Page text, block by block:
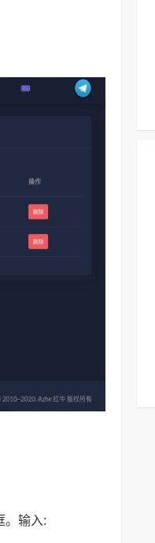
。输入: